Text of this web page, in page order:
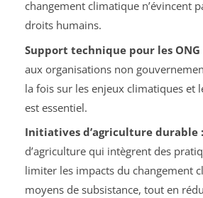
changement climatique n’évincent
droits humains.
Support technique pour les ONG
aux organisations non
la fois sur les enjeux climatiques et
est essentiel.
Initiatives d’agriculture durable :
d’agriculture qui intègrent des
limiter les impacts du changement
moyens de subsistance, tout en